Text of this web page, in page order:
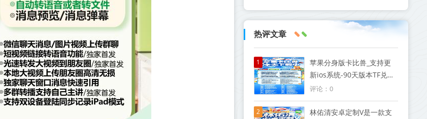
热评文章
1
苹果分身版卡比兽_支持更
新ios系统-90天版本TF兑换
模式微信
评论：0
2
林佑清安卓定制V是一款支